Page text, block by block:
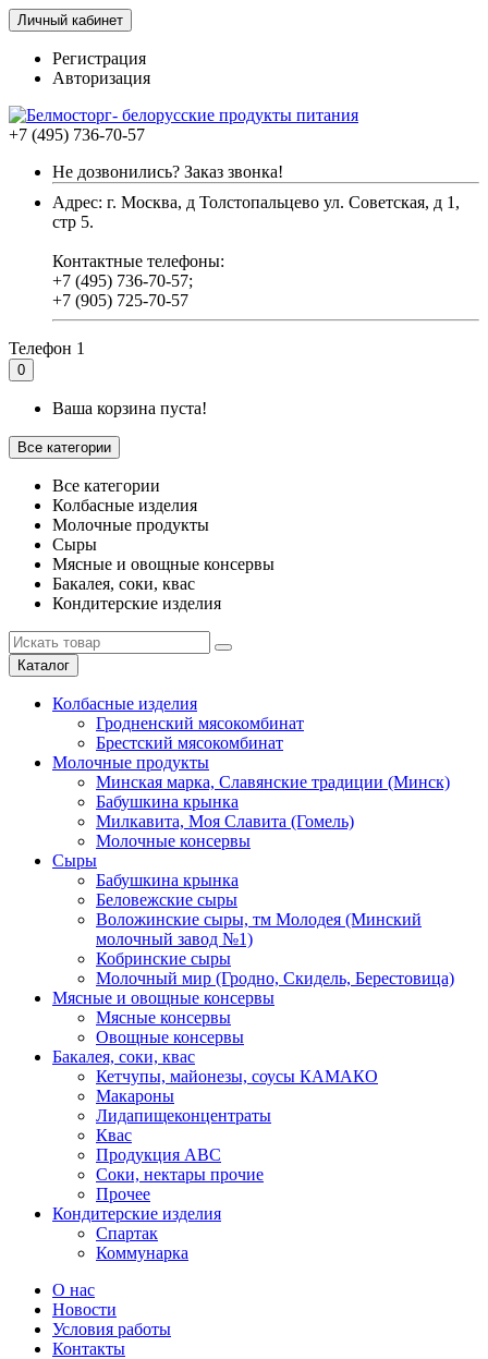
Личный кабинет
Регистрация
Авторизация
+7 (495) 736-70-57
Не дозвонились? Заказ звонка!
Адрес: г. Москва, д Толстопальцево ул. Советская, д 1,
стр 5.
Контактные телефоны:
+7 (495) 736-70-57;
+7 (905) 725-70-57
Телефон 1
0
Ваша корзина пуста!
Все категории
Все категории
Колбасные изделия
Молочные продукты
Сыры
Мясные и овощные консервы
Бакалея, соки, квас
Кондитерские изделия
Каталог
Колбасные изделия
Гродненский мясокомбинат
Брестский мясокомбинат
Молочные продукты
Минская марка, Славянские традиции (Минск)
Бабушкина крынка
Милкавита, Моя Славита (Гомель)
Молочные консервы
Сыры
Бабушкина крынка
Беловежские сыры
Воложинские сыры, тм Молодея (Минский
молочный завод №1)
Кобринские сыры
Молочный мир (Гродно, Скидель, Берестовица)
Мясные и овощные консервы
Мясные консервы
Овощные консервы
Бакалея, соки, квас
Кетчупы, майонезы, соусы КАМАКО
Макароны
Лидапищеконцентраты
Квас
Продукция АВС
Соки, нектары прочие
Прочее
Кондитерские изделия
Спартак
Коммунарка
О нас
Новости
Условия работы
Контакты